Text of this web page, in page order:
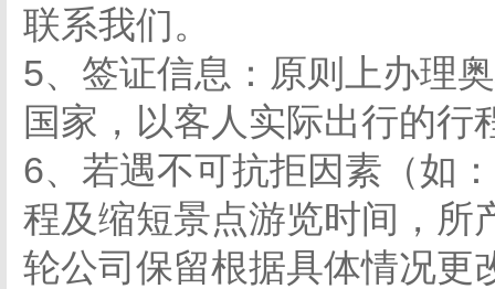
联系我们。
5、签证信息：原则上办理
国家，以客人实际出行的行
6、若遇不可抗拒因素（如
程及缩短景点游览时间，所
轮公司保留根据具体情况更